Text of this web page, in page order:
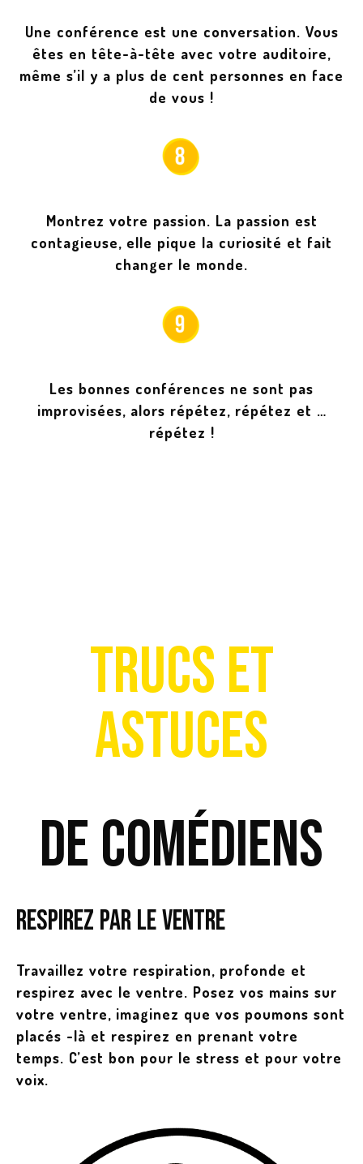
Une conférence est une conversation. Vous
êtes en tête-à-tête avec votre auditoire,
même s’il y a plus de cent personnes en face
de vous !
Montrez votre passion. La passion est
contagieuse, elle pique la curiosité et fait
changer le monde.
Les bonnes conférences ne sont pas
improvisées, alors répétez, répétez et …
répétez !
Trucs et
astuces
de comédiens
Respirez par le ventre
Travaillez votre respiration, profonde et
respirez avec le ventre. Posez vos mains sur
votre ventre, imaginez que vos poumons sont
placés -là et respirez en prenant votre
temps. C’est bon pour le stress et pour votre
voix.